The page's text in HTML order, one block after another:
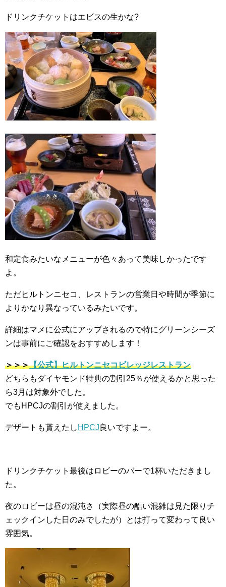
ドリンクチケットはエビスの生かな?
和定食みたいなメニューが色々あって美味しかったです
よ。
ただヒルトンニセコ、レストランの営業日や時間が季節に
よりかなり異なっているみたいです。
詳細はマメに公式にアップされるので特にグリーンシーズ
ンは事前にご確認をおすすめします！
＞＞＞【公式】ヒルトンニセコビレッジレストラン
どちらもダイヤモンド特典の割引25％が使えるかと思った
ら3月は対象外でした。
でもHPCJの割引が使えました。
デザートも貰えたし HPCJ良いですよー。
ドリンクチケット最後はロビーのバーで1杯いただきまし
た。
夜のロビーは昼の混沌さ（実際昼の酷い混雑は見た限りチ
ェックインした日のみでしたが）とは打って変わって良い
雰囲気。